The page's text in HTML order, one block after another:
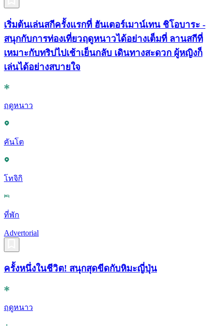
เริ่มต้นเล่นสกีครั้งแรกที่ ฮันเตอร์เมาน์เทน ชิโอบาระ -
สนุกกับการท่องเที่ยวฤดูหนาวได้อย่างเต็มที่ ลานสกีที่
เหมาะกับทริปไปเช้าเย็นกลับ เดินทางสะดวก ผู้หญิงก็
เล่นได้อย่างสบายใจ
ฤดูหนาว
คันโต
โทจิกิ
ที่พัก
Advertorial
ครั้งหนึ่งในชีวิต! สนุกสุดขีดกับหิมะญี่ปุ่น
ฤดูหนาว